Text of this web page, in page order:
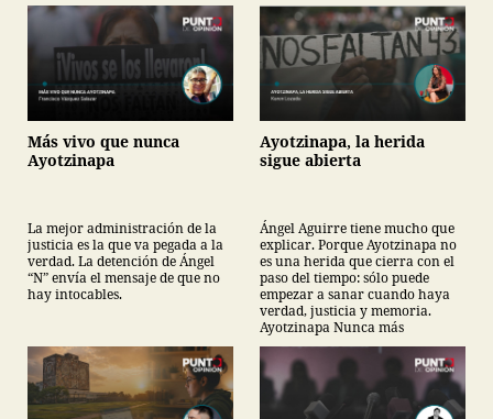
Más vivo que nunca
Ayotzinapa
La mejor administración de la
justicia es la que va pegada a la
verdad. La detención de Ángel
“N” envía el mensaje de que no
hay intocables.
Ayotzinapa, la herida
sigue abierta
Ángel Aguirre tiene mucho que
explicar. Porque Ayotzinapa no
es una herida que cierra con el
paso del tiempo: sólo puede
empezar a sanar cuando haya
verdad, justicia y memoria.
Ayotzinapa Nunca más